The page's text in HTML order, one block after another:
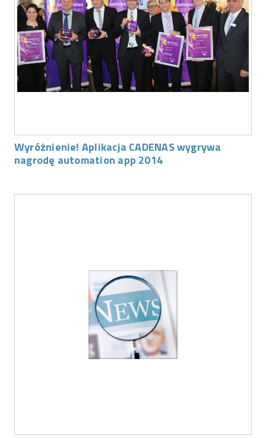
Wyróżnienie! Aplikacja CADENAS wygrywa
nagrodę automation app 2014